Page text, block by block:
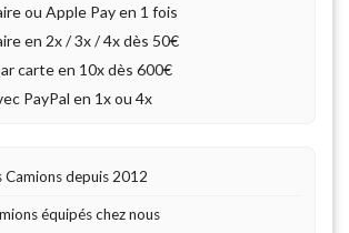
ou Apple Pay en 1 fois
en 2x / 3x / 4x dès 50€
carte en 10x dès 600€
PayPal en 1x ou 4x
Camions depuis 2012
équipés chez nous